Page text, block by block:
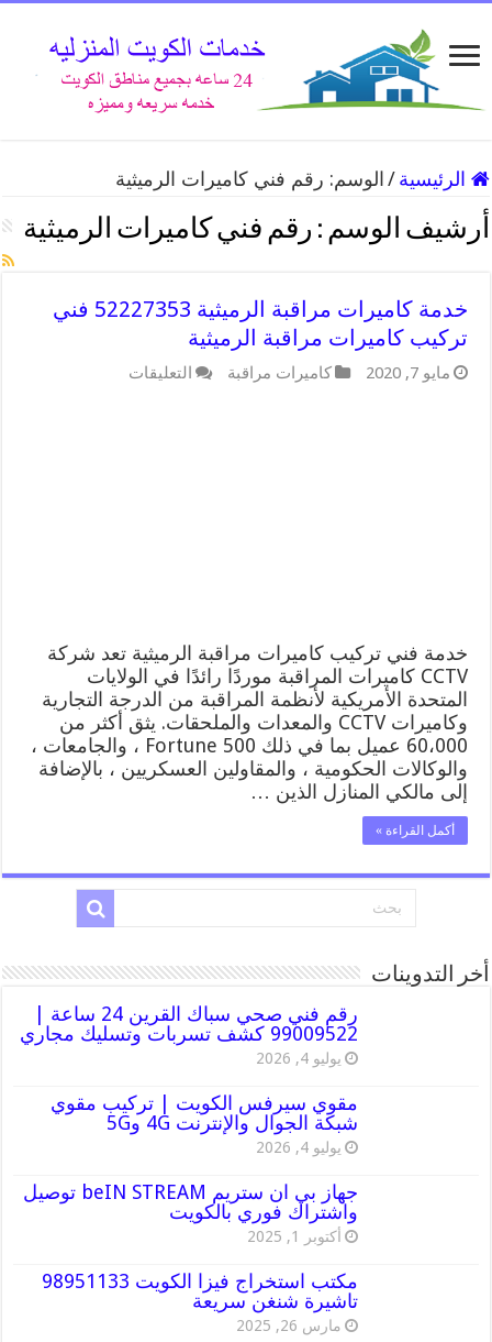
الرئيسية / الوسم: رقم فني كاميرات الرميثية
أرشيف الوسم : رقم فني كاميرات الرميثية
خدمة كاميرات مراقبة الرميثية 52227353 فني
تركيب كاميرات مراقبة الرميثية
مايو 7, 2020 كاميرات مراقبة التعليقات
خدمة فني تركيب كاميرات مراقبة الرميثية تعد شركة
CCTV كاميرات المراقبة موردًا رائدًا في الولايات
المتحدة الأمريكية لأنظمة المراقبة من الدرجة التجارية
وكاميرات CCTV والمعدات والملحقات. يثق أكثر من
60،000 عميل بما في ذلك Fortune 500 ، والجامعات ،
والوكالات الحكومية ، والمقاولين العسكريين ، بالإضافة
إلى مالكي المنازل الذين …
أكمل القراءة »
أخر التدوينات
رقم فني صحي سباك القرين 24 ساعة |
99009522 كشف تسربات وتسليك مجاري
يوليو 4, 2026
مقوي سيرفس الكويت | تركيب مقوي
شبكة الجوال والإنترنت 4G و5G
يوليو 4, 2026
جهاز بي ان ستريم beIN STREAM توصيل
واشتراك فوري بالكويت
أكتوبر 1, 2025
مكتب استخراج فيزا الكويت 98951133
تاشيرة شنغن سريعة
مارس 26, 2025